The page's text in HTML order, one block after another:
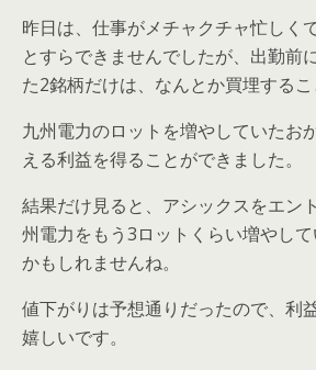
昨日は、仕事がメチャクチャ忙しく
とすらできませんでしたが、出勤前
た2銘柄だけは、なんとか買埋するこ
九州電力のロットを増やしていたお
える利益を得ることができました。
結果だけ見ると、アシックスをエン
州電力をもう3ロットくらい増やし
かもしれませんね。
値下がりは予想通りだったので、利
嬉しいです。